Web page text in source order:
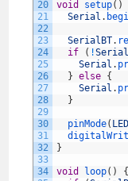
20
21
22
23
24
25
26
27
28
29
30
31
32
33
34
void setup( )
Serial .
SerialBT.
if
( !
Serial .
} else {
Serial .
}
pinMode(
}
void loop( )
{